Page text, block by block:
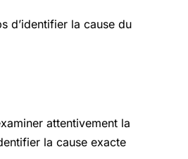
d’identifier la cause du
attentivement la
la cause exacte